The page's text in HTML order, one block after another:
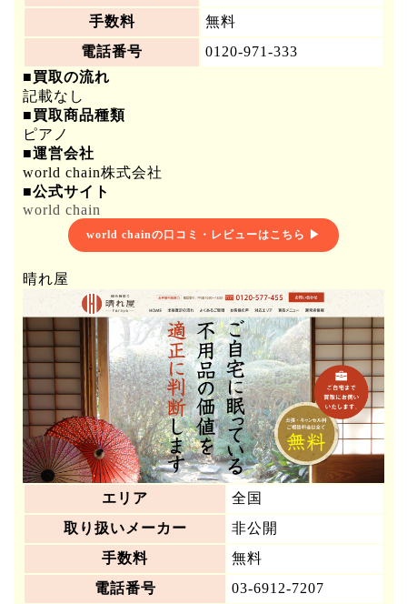
手数料
無料
電話番号
0120-971-333
■買取の流れ
記載なし
■買取商品種類
ピアノ
■運営会社
world chain株式会社
■公式サイト
world chain
world chainの口コミ・レビューはこちら ▶
晴れ屋
エリア
全国
取り扱いメーカー
非公開
手数料
無料
電話番号
03-6912-7207